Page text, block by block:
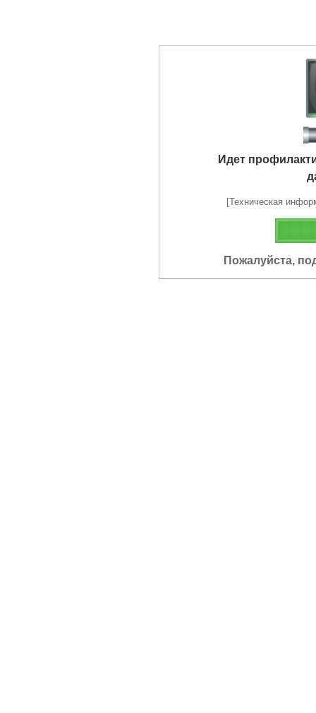
Идет
[Техническая
Пожалуйста,